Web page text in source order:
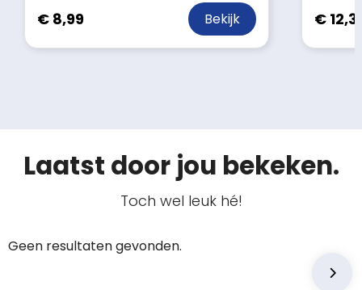
€ 8,99 Bekijk €
Laatst door jou bekeken.
Toch wel leuk hé!
Geen resultaten gevonden.